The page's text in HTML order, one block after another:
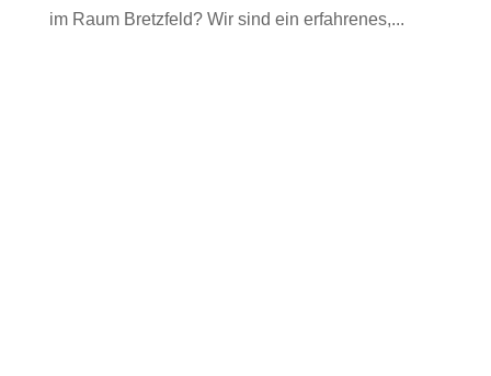
im Raum Bretzfeld? Wir sind ein erfahrenes,...